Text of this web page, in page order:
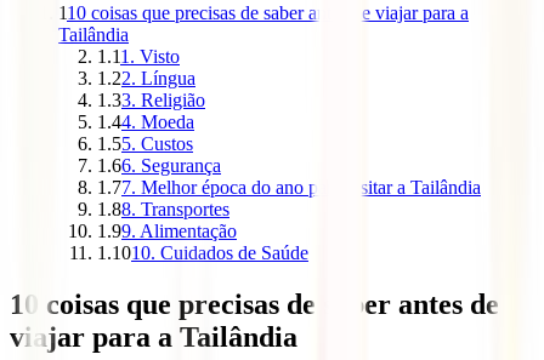
110 coisas que precisas de saber antes de viajar para a
Tailândia
1.11. Visto
1.22. Língua
1.33. Religião
1.44. Moeda
1.55. Custos
1.66. Segurança
1.77. Melhor época do ano para visitar a Tailândia
1.88. Transportes
1.99. Alimentação
1.1010. Cuidados de Saúde
10 coisas que precisas de saber antes de
viajar para a Tailândia